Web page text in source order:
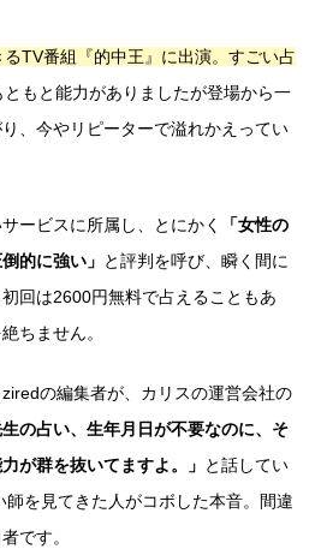
TV番組『的中王』に出演。すごい占
ともと能力がありましたが登場から一
、今やリピーターで溢れかえってい
ービスに所属し、とにかく
「女性の
的に強い」 と評判を呼び、瞬く間に
回は2600円無料で占えることもあ
ちません。
の編集者が、カリスの運営会社の
生の占い、生年月日が不要なのに、そ
が群を抜いてますよ。」 と話してい
師を見てきた人がコボした本音。間違
です。